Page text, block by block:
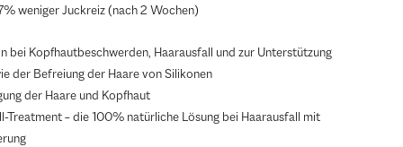
weniger Juckreiz (nach 2 Wochen)
bei Kopfhautbeschwerden, Haarausfall und zur Unterstützung
der Befreiung der Haare von Silikonen
der Haare und Kopfhaut
Treatment – die 100% natürliche Lösung bei Haarausfall mit